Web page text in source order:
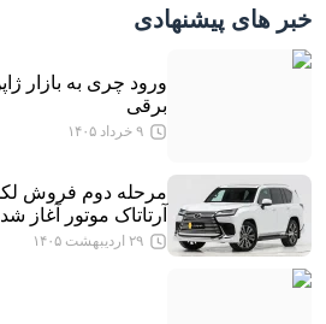
خبر های پیشنهادی
برقی
۹ خرداد ۱۴۰۵
آرتاتاک موتور آغاز شد
۲۹ اردیبهشت ۱۴۰۵